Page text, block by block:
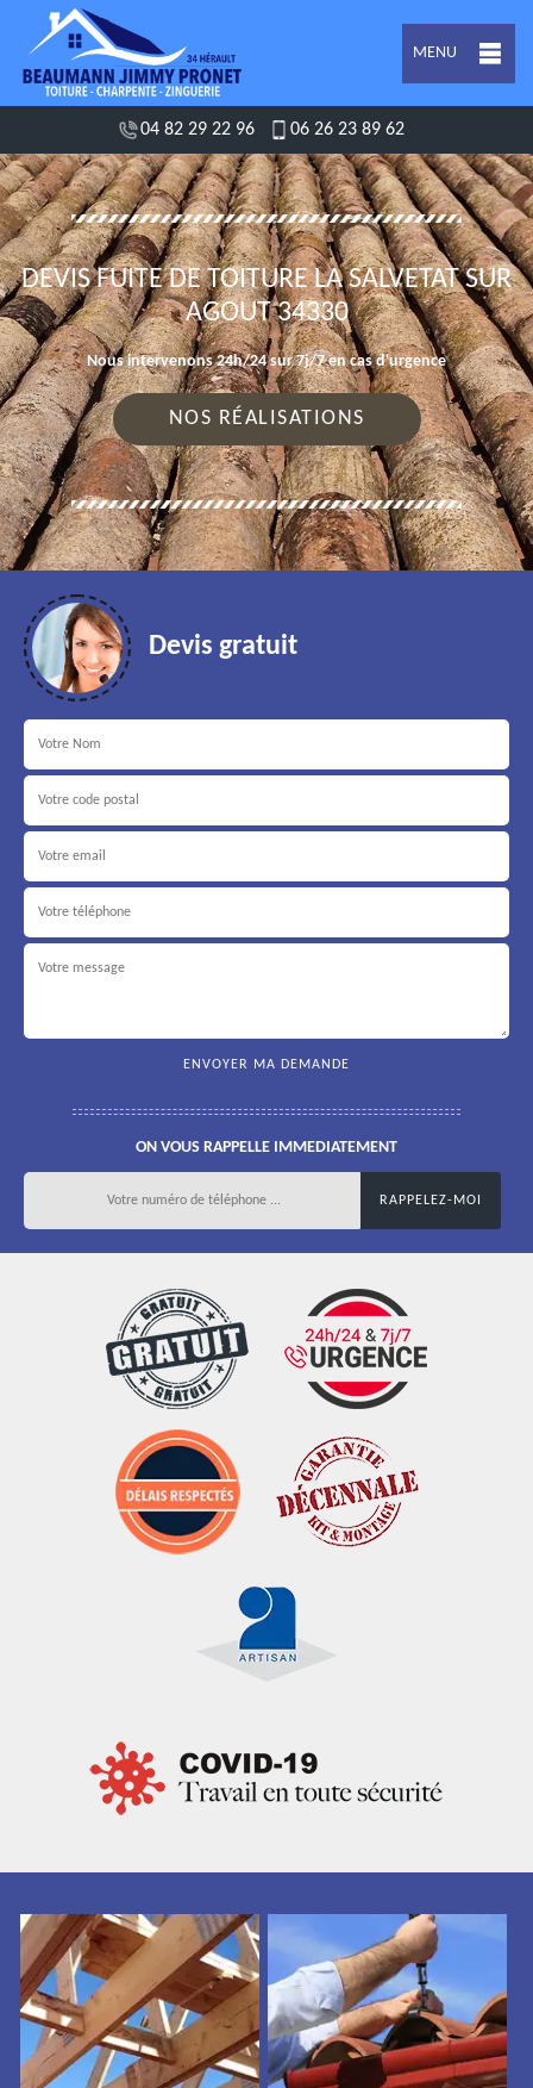
MENU
04 82 29 22 96 06 26 23 89 62
DEVIS FUITE DE TOITURE LA SALVETAT SUR
AGOUT 34330
Nous intervenons 24h/24 sur 7j/7 en cas d'urgence
NOS RÉALISATIONS
Devis gratuit
ON VOUS RAPPELLE IMMEDIATEMENT